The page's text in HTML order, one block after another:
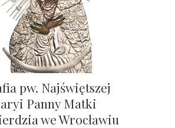
pw. Najświętszej
Panny Matki
we Wrocławiu